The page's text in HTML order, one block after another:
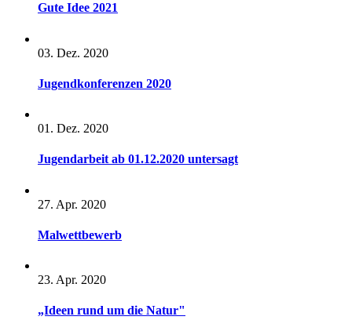
Gute Idee 2021
03. Dez. 2020
Jugendkonferenzen 2020
01. Dez. 2020
Jugendarbeit ab 01.12.2020 untersagt
27. Apr. 2020
Malwettbewerb
23. Apr. 2020
„Ideen rund um die Natur"